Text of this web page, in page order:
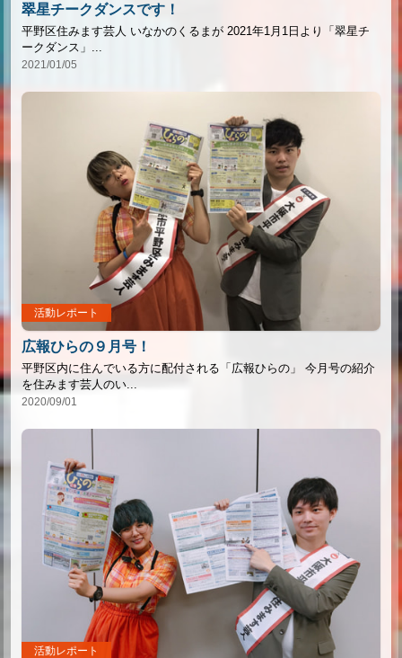
翠星チークダンスです！
平野区住みます芸人 いなかのくるまが 2021年1月1日より「翠星チ
ークダンス」...
2021/01/05
活動レポート
広報ひらの９月号！
平野区内に住んでいる方に配付される「広報ひらの」 今月号の紹介
を住みます芸人のい...
2020/09/01
活動レポート